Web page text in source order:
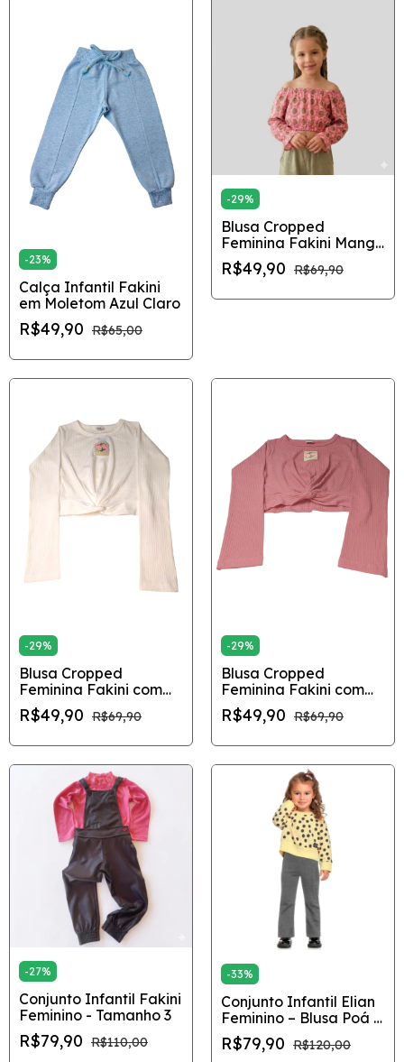
-23%
Calça Infantil Fakini
em Moletom Azul Claro
R$49,90 R$65,00
-29%
Blusa Cropped
Feminina Fakini Manga
Longa Estampada
Rosa e Verde
R$49,90 R$69,90
-29%
Blusa Cropped
Feminina Fakini com
Nó Frontal – Off White
R$49,90 R$69,90
-29%
Blusa Cropped
Feminina Fakini com
Nó Frontal – Rosa
R$49,90 R$69,90
-27%
Conjunto Infantil Fakini
Feminino - Tamanho 3
R$79,90 R$110,00
-33%
Conjunto Infantil Elian
Feminino – Blusa Poá e
Calça Flare
R$79,90 R$120,00